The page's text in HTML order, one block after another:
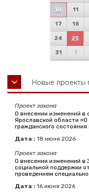
10 11
17 18
24 25
31 1
Новые проекты
Проект закона
О внесении изменений в
Ярославской области «О
гражданского
Дата : 18 июня 2026
Проект закона
О внесении изменений в
социальной поддержки
проведением
Дата : 16 июня 2026